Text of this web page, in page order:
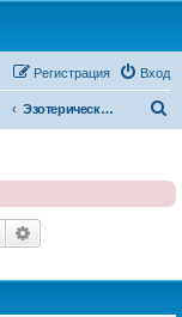
Вход
Регистрация
Эзотерический сайт
Поиск